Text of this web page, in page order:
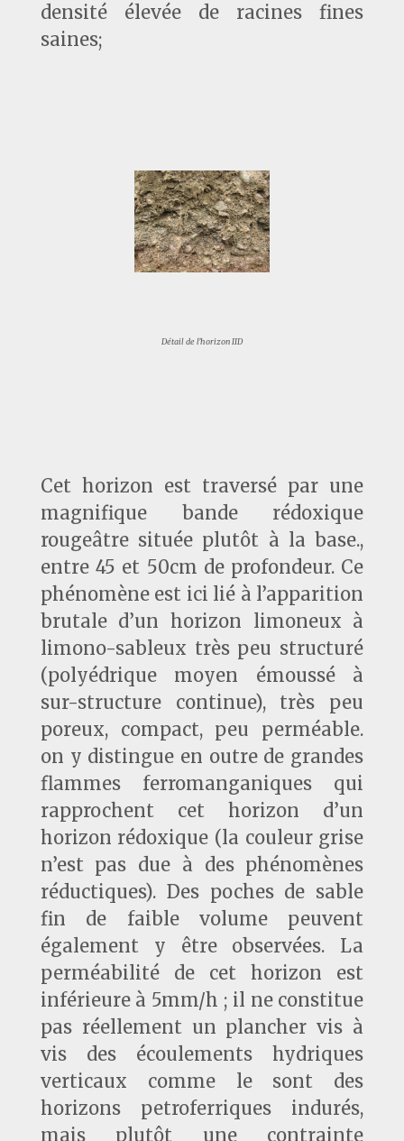
densité élevée de racines fines
saines;
Détail de l’horizon IID
Cet horizon est traversé par une
magnifique bande rédoxique
rougeâtre située plutôt à la base.,
entre 45 et 50cm de profondeur. Ce
phénomène est ici lié à l’apparition
brutale d’un horizon limoneux à
limono-sableux très peu structuré
(polyédrique moyen émoussé à
sur-structure continue), très peu
poreux, compact, peu perméable.
on y distingue en outre de grandes
flammes ferromanganiques qui
rapprochent cet horizon d’un
horizon rédoxique (la couleur grise
n’est pas due à des phénomènes
réductiques). Des poches de sable
fin de faible volume peuvent
également y être observées. La
perméabilité de cet horizon est
inférieure à 5mm/h ; il ne constitue
pas réellement un plancher vis à
vis des écoulements hydriques
verticaux comme le sont des
horizons petroferriques indurés,
mais plutôt une contrainte